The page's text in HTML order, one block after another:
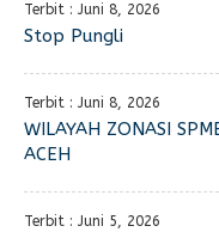
Terbit : Juni 8, 2026
Stop Pungli
Terbit : Juni 8, 2026
WILAYAH ZONASI
ACEH
Terbit : Juni 5, 2026